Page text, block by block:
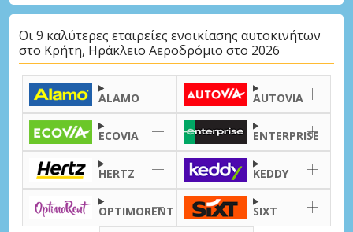
Οι 9 καλύτερες εταιρείες ενοικίασης αυτοκινήτων
στο Κρήτη, Ηράκλειο Αεροδρόμιο στο 2026
ALAMO AUTOVIA
ECOVIA ENTERPRISE
HERTZ KEDDY
OPTIMORENT SIXT